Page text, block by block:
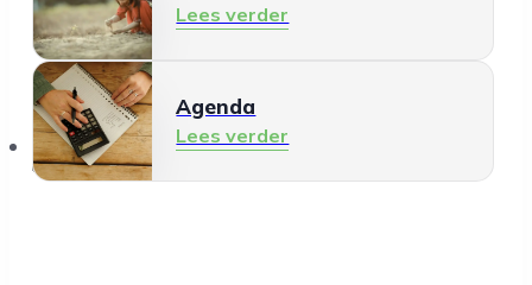
Lees verder
Agenda
Lees verder
Over ons